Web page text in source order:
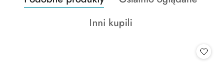
Pomiń karuzelę produktów
o
statusie:
Produkty
Inni kupili